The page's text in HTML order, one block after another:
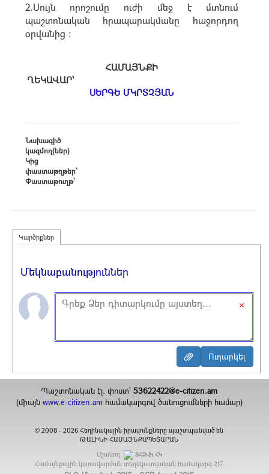
2.Սույն որոշումը ուժի մեջ է մտնում
պաշտոնական հրապարակմանը հաջորդող
օրվանից :
ՀԱՄԱՅՆՔԻ
ՂԵԿԱՎԱՐ՝
ՍԵՐԳԵ ՄԿՐՏՉՅԱՆ
Նախագիծ
կազմող(ներ)
Կից
փաստաթղթեր՝
Փաստաթուղթ՝
Կարծիքներ
Մեկնաբանություններ
×
Պաշտոնական էլ. փոստ`53622422@e-citizen.am
(միայն www.e-citizen.am համակարգով ծանուցումների համար)
© 2008 -2026 Հեղինակային իրավունքները պաշտպանված են
ԹԱԼԻՆԻ ՀԱՄԱՅՆՔԱՊԵՏԱՐԱՆ
Մշակող
ՏՀԶՎԿ ՀԿ
Համայնքային կառավարման տեղեկատվական համակարգ 217